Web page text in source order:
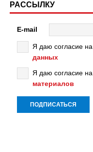
РАССЫЛКУ
E-mail
Я даю согласие на
данных
Я даю согласие на
материалов